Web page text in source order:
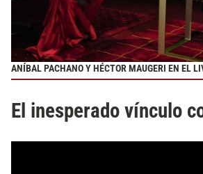
ANÍBAL PACHANO Y HÉCTOR MAUGERI EN EL
El inesperado vínculo